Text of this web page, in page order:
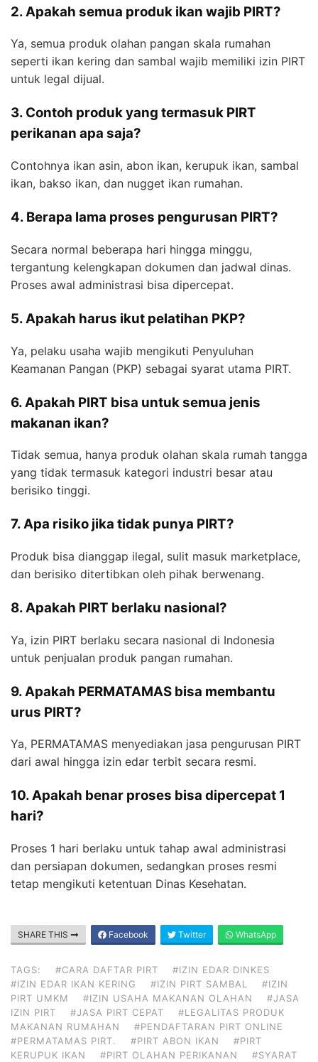
2. Apakah semua produk ikan wajib PIRT?
Ya, semua produk olahan pangan skala rumahan
seperti ikan kering dan sambal wajib memiliki izin PIRT
untuk legal dijual.
3. Contoh produk yang termasuk PIRT
perikanan apa saja?
Contohnya ikan asin, abon ikan, kerupuk ikan, sambal
ikan, bakso ikan, dan nugget ikan rumahan.
4. Berapa lama proses pengurusan PIRT?
Secara normal beberapa hari hingga minggu,
tergantung kelengkapan dokumen dan jadwal dinas.
Proses awal administrasi bisa dipercepat.
5. Apakah harus ikut pelatihan PKP?
Ya, pelaku usaha wajib mengikuti Penyuluhan
Keamanan Pangan (PKP) sebagai syarat utama PIRT.
6. Apakah PIRT bisa untuk semua jenis
makanan ikan?
Tidak semua, hanya produk olahan skala rumah tangga
yang tidak termasuk kategori industri besar atau
berisiko tinggi.
7. Apa risiko jika tidak punya PIRT?
Produk bisa dianggap ilegal, sulit masuk marketplace,
dan berisiko ditertibkan oleh pihak berwenang.
8. Apakah PIRT berlaku nasional?
Ya, izin PIRT berlaku secara nasional di Indonesia
untuk penjualan produk pangan rumahan.
9. Apakah PERMATAMAS bisa membantu
urus PIRT?
Ya, PERMATAMAS menyediakan jasa pengurusan PIRT
dari awal hingga izin edar terbit secara resmi.
10. Apakah benar proses bisa dipercepat 1
hari?
Proses 1 hari berlaku untuk tahap awal administrasi
dan persiapan dokumen, sedangkan proses resmi
tetap mengikuti ketentuan Dinas Kesehatan.
SHARE THIS Facebook Twitter WhatsApp
TAGS: #CARA DAFTAR PIRT
#IZIN EDAR DINKES
#IZIN EDAR IKAN KERING
#IZIN PIRT SAMBAL
#IZIN
PIRT UMKM
#IZIN USAHA MAKANAN OLAHAN
#JASA
IZIN PIRT
#JASA PIRT CEPAT
#LEGALITAS PRODUK
MAKANAN RUMAHAN
#PENDAFTARAN PIRT ONLINE
#PERMATAMAS PIRT.
#PIRT ABON IKAN
#PIRT
KERUPUK IKAN
#PIRT OLAHAN PERIKANAN
#SYARAT